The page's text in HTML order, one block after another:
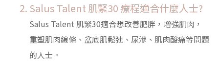
Salus Talent 肌緊30 療程適合什麼人士?
Salus Talent 肌緊30適合想改善肥胖，增強肌肉，
重塑肌肉線條、盆底肌鬆弛、尿滲、肌肉酸痛等問題
的人士。